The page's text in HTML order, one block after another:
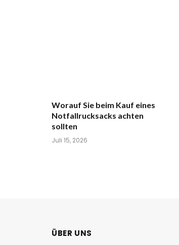
Worauf Sie beim Kauf eines
Notfallrucksacks achten
sollten
Juli 15, 2026
ÜBER UNS